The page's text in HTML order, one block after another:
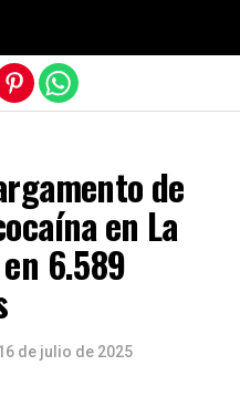
de
en La
6.589
de julio de 2025